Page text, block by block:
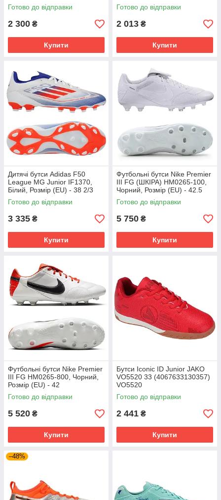
Готово до відправки
2 300 ₴
Купити
Готово до відправки
2 013 ₴
Купити
Дитячі бутси Adidas F50
League MG Junior IF1370,
Білий, Розмір (EU) - 38 2/3
Готово до відправки
3 335 ₴
Купити
Футбольні бутси Nike Premier
III FG (ШКІРА) HM0265-100,
Чорний, Розмір (EU) - 42.5
Готово до відправки
5 750 ₴
Купити
Футбольні бутси Nike Premier
III FG HM0265-800, Чорний,
Розмір (EU) - 42
Готово до відправки
5 520 ₴
Купити
Бутси Iconic ID Junior JAKO
VO5520 33 (4067633130357)
VO5520
Готово до відправки
2 441 ₴
Купити
–48%